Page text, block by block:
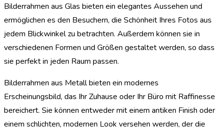
Bilderrahmen aus Glas bieten ein elegantes Aussehen und
ermöglichen es den Besuchern, die Schönheit Ihres Fotos aus
jedem Blickwinkel zu betrachten. Außerdem können sie in
verschiedenen Formen und Größen gestaltet werden, so dass
sie perfekt in jeden Raum passen.
Bilderrahmen aus Metall bieten ein modernes
Erscheinungsbild, das Ihr Zuhause oder Ihr Büro mit Raffinesse
bereichert. Sie können entweder mit einem antiken Finish oder
einem schlichten, modernen Look versehen werden, der die